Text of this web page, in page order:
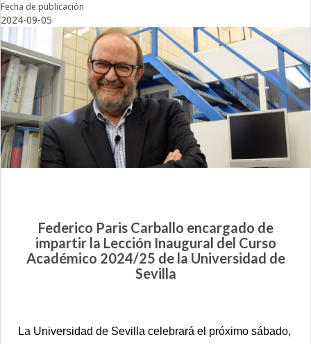
Fecha de publicación
2024-09-05
Federico Paris Carballo encargado de
impartir la Lección Inaugural del Curso
Académico 2024/25 de la Universidad de
Sevilla
La Universidad de Sevilla celebrará el próximo sábado,